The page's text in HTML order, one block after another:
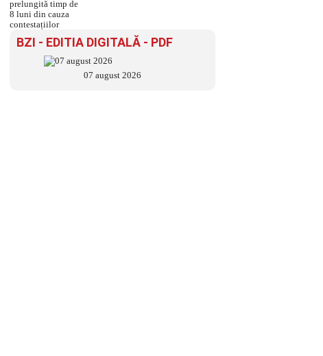
BZI - EDITIA DIGITALĂ - PDF
07 august 2026